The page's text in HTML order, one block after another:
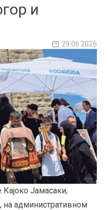
и
29.06.2026
Јамасаки,
на административном